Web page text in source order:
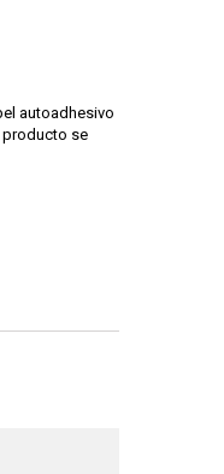
autoadhesivo
producto se